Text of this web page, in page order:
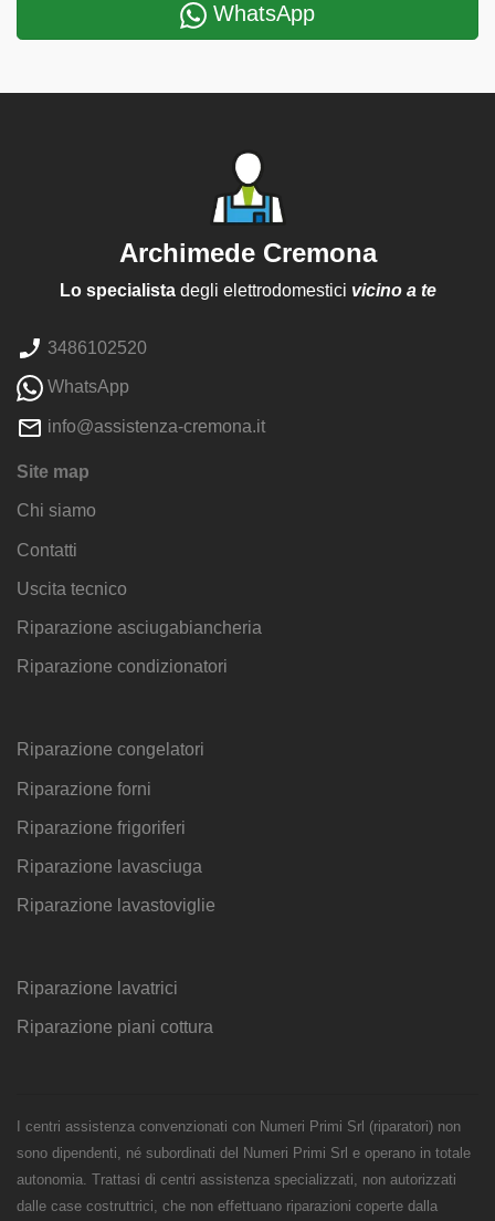
WhatsApp
Archimede Cremona
Lo specialistadegli elettrodomestici vicino a te
3486102520
WhatsApp
info@assistenza-cremona.it
Site map
Chi siamo
Contatti
Uscita tecnico
Riparazione asciugabiancheria
Riparazione condizionatori
Riparazione congelatori
Riparazione forni
Riparazione frigoriferi
Riparazione lavasciuga
Riparazione lavastoviglie
Riparazione lavatrici
Riparazione piani cottura
I centri assistenza convenzionati con Numeri Primi Srl (riparatori) non
sono dipendenti, né subordinati del Numeri Primi Srl e operano in totale
autonomia. Trattasi di centri assistenza specializzati, non autorizzati
dalle case costruttrici, che non effettuano riparazioni coperte dalla